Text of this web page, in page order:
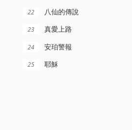
22 八仙的傳說
23 真愛上路
24 安珀警報
25 耶穌